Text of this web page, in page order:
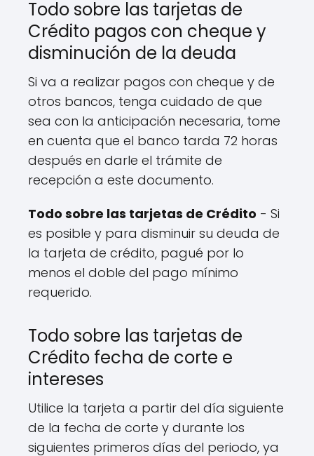
Todo sobre las tarjetas de
Crédito pagos con cheque y
disminución de la deuda
Si va a realizar pagos con cheque y de
otros bancos, tenga cuidado de que
sea con la anticipación necesaria, tome
en cuenta que el banco tarda 72 horas
después en darle el trámite de
recepción a este documento.
Todo sobre las tarjetas de Crédito - Si
es posible y para disminuir su deuda de
la tarjeta de crédito, pagué por lo
menos el doble del pago mínimo
requerido.
Todo sobre las tarjetas de
Crédito fecha de corte e
intereses
Utilice la tarjeta a partir del día siguiente
de la fecha de corte y durante los
siguientes primeros días del periodo, ya